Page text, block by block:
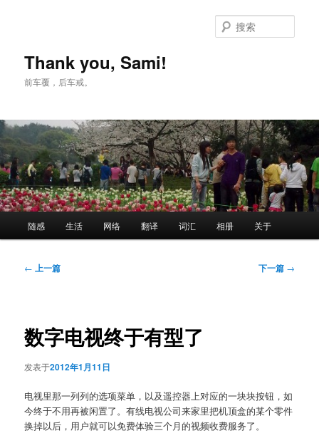
Thank you, Sami!
前车覆，后车戒。
索
随感 生活 网络 翻译 词汇 相册 关于
文
← 上一篇 下一篇 →
数字电视终于有型了
发表于2012年1月11日
电视里那一列列的选项菜单，以及遥控器上对应的一块块按钮，如
今终于不用再被闲置了。有线电视公司来家里把机顶盒的某个零件
换掉以后，用户就可以免费体验三个月的视频收费服务了。